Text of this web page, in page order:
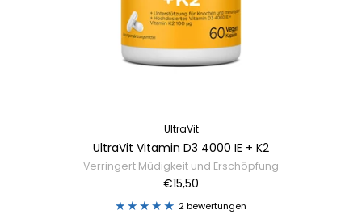
UltraVit
UltraVit Vitamin D3 4000 IE + K2
Verringert Müdigkeit und Erschöpfung
€15,50
2 bewertungen